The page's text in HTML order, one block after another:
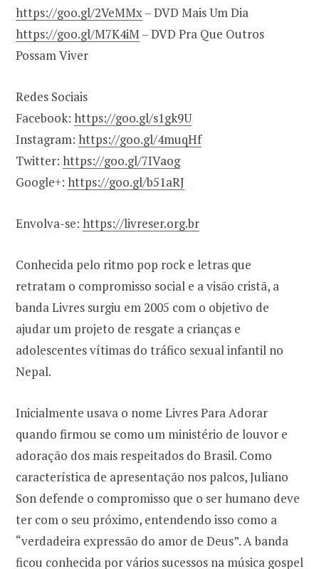
https://goo.gl/2VeMMx– DVD Mais Um Dia
https://goo.gl/M7K4iM– DVD Pra Que Outros
Possam Viver
Redes Sociais
Facebook: https://goo.gl/s1gk9U
Instagram: https://goo.gl/4muqHf
Twitter: https://goo.gl/7IVaog
Google+: https://goo.gl/b51aRJ
Envolva-se: https://livreser.org.br
Conhecida pelo ritmo pop rock e letras que
retratam o compromisso social e a visão cristã, a
banda Livres surgiu em 2005 com o objetivo de
ajudar um projeto de resgate a crianças e
adolescentes vítimas do tráfico sexual infantil no
Nepal.
Inicialmente usava o nome Livres Para Adorar
quando firmou se como um ministério de louvor e
adoração dos mais respeitados do Brasil. Como
característica de apresentação nos palcos, Juliano
Son defende o compromisso que o ser humano deve
ter com o seu próximo, entendendo isso como a
“verdadeira expressão do amor de Deus”. A banda
ficou conhecida por vários sucessos na música gospel